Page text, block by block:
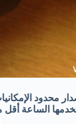
محدود
الساعة